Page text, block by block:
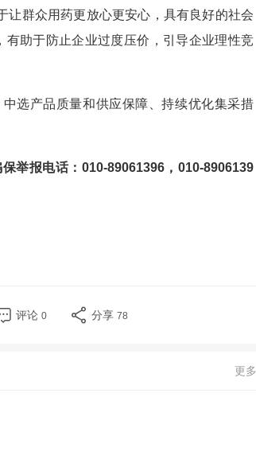
让群众用药更放心更安心，具有良好的社会
有助于防止企业过度压价，引导企业理性竞
选产品质量和供应保障、持续优化集采措
举报电话：010-89061396，010-8906139
评论 0 分享 78
更多